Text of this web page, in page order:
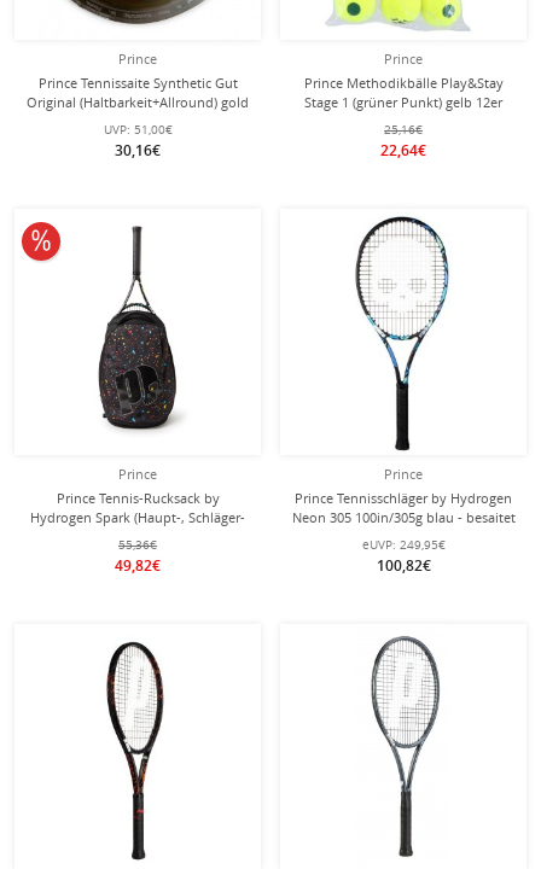
Prince
Prince Tennissaite Synthetic Gut
Original (Haltbarkeit+Allround) gold
UVP: 51,00€
30,16€
Prince
Prince Methodikbälle Play&Stay
Stage 1 (grüner Punkt) gelb 12er
25,16€
22,64€
Prince
Prince Tennis-Rucksack by
Hydrogen Spark (Haupt-, Schläger-
55,36€
49,82€
10% reduziert
Prince
Prince Tennisschläger by Hydrogen
Neon 305 100in/305g blau - besaitet
eUVP: 249,95€
100,82€